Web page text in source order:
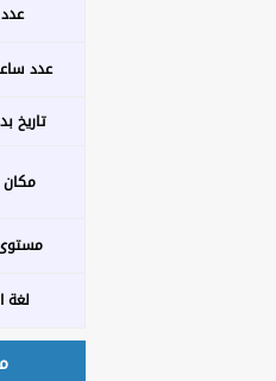
عدد
عدد
تاريخ
مكان
مستوى
لغة